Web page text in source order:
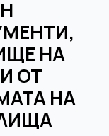
НА
ОТ
НА